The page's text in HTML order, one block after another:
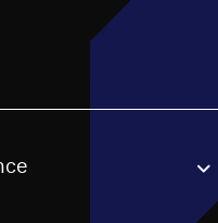
or regon. The